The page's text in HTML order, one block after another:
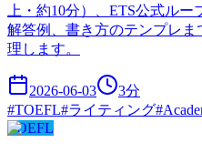
上・約10分）、ETS公式ル
解答例、書き方のテンプレ
理します。
2026-06-03 3分
#TOEFL#ライティング#
TOEFL